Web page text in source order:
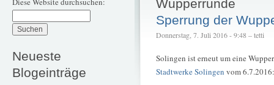
Neueste
Blogeinträge
Wupperrunde
Sperrung der
Donnerstag, 7. Juli 2016 - 9:48 – tetti
Solingen ist erneut um eine
Stadtwerke Solingen vom 6.7.2016: